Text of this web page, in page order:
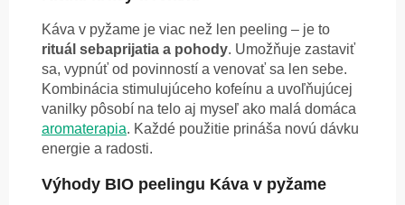
Káva v pyžame je viac než len peeling – je to
rituál sebaprijatia a pohody. Umožňuje zastaviť
sa, vypnúť od povinností a venovať sa len sebe.
Kombinácia stimulujúceho kofeínu a uvoľňujúcej
vanilky pôsobí na telo aj myseľ ako malá domáca
aromaterapia. Každé použitie prináša novú dávku
energie a radosti.
Výhody BIO peelingu Káva v pyžame